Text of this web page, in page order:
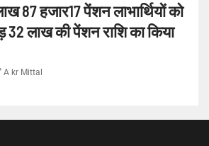
87 हजार17 पेंशन लाभार्थियों को
लाख की पेंशन राशि का किया
A kr Mittal